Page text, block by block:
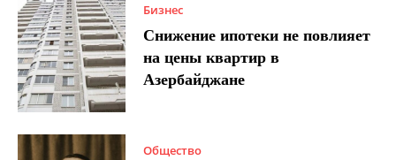
Бизнес
Снижение ипотеки не повлияет
на цены квартир в
Азербайджане
Общество